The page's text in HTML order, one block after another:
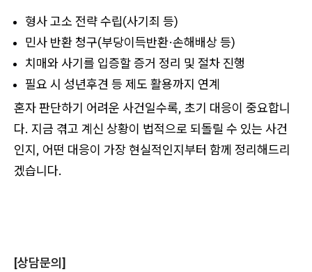
형사 고소 전략 수립(사기죄 등)
민사 반환 청구(부당이득반환·손해배상 등)
치매와 사기를 입증할 증거 정리 및 절차 진행
필요 시 성년후견 등 제도 활용까지 연계
혼자 판단하기 어려운 사건일수록, 초기 대응이 중요합니
다. 지금 겪고 계신 상황이 법적으로 되돌릴 수 있는 사건
인지, 어떤 대응이 가장 현실적인지부터 함께 정리해드리
겠습니다.
[상담문의]